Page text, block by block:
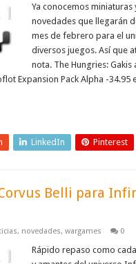
Ya conocemos miniaturas
novedades que llegarán
mes de febrero para el
diversos juegos. Así que
nota. The Hungries: Gakis
Expansion Pack Alpha -34.95
LinkedIn Pinterest
Belli para
, novedades, wargames 0
Rápido repaso como